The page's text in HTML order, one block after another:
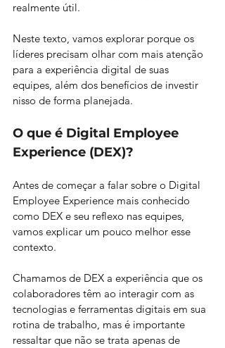
realmente útil.
Neste texto, vamos explorar porque os
líderes precisam olhar com mais atenção
para a experiência digital de suas
equipes, além dos benefícios de investir
nisso de forma planejada.
O que é Digital Employee
Experience (DEX)?
Antes de começar a falar sobre o Digital
Employee Experience mais conhecido
como DEX e seu reflexo nas equipes,
vamos explicar um pouco melhor esse
contexto.
Chamamos de DEX a experiência que os
colaboradores têm ao interagir com as
tecnologias e ferramentas digitais em sua
rotina de trabalho, mas é importante
ressaltar que não se trata apenas de